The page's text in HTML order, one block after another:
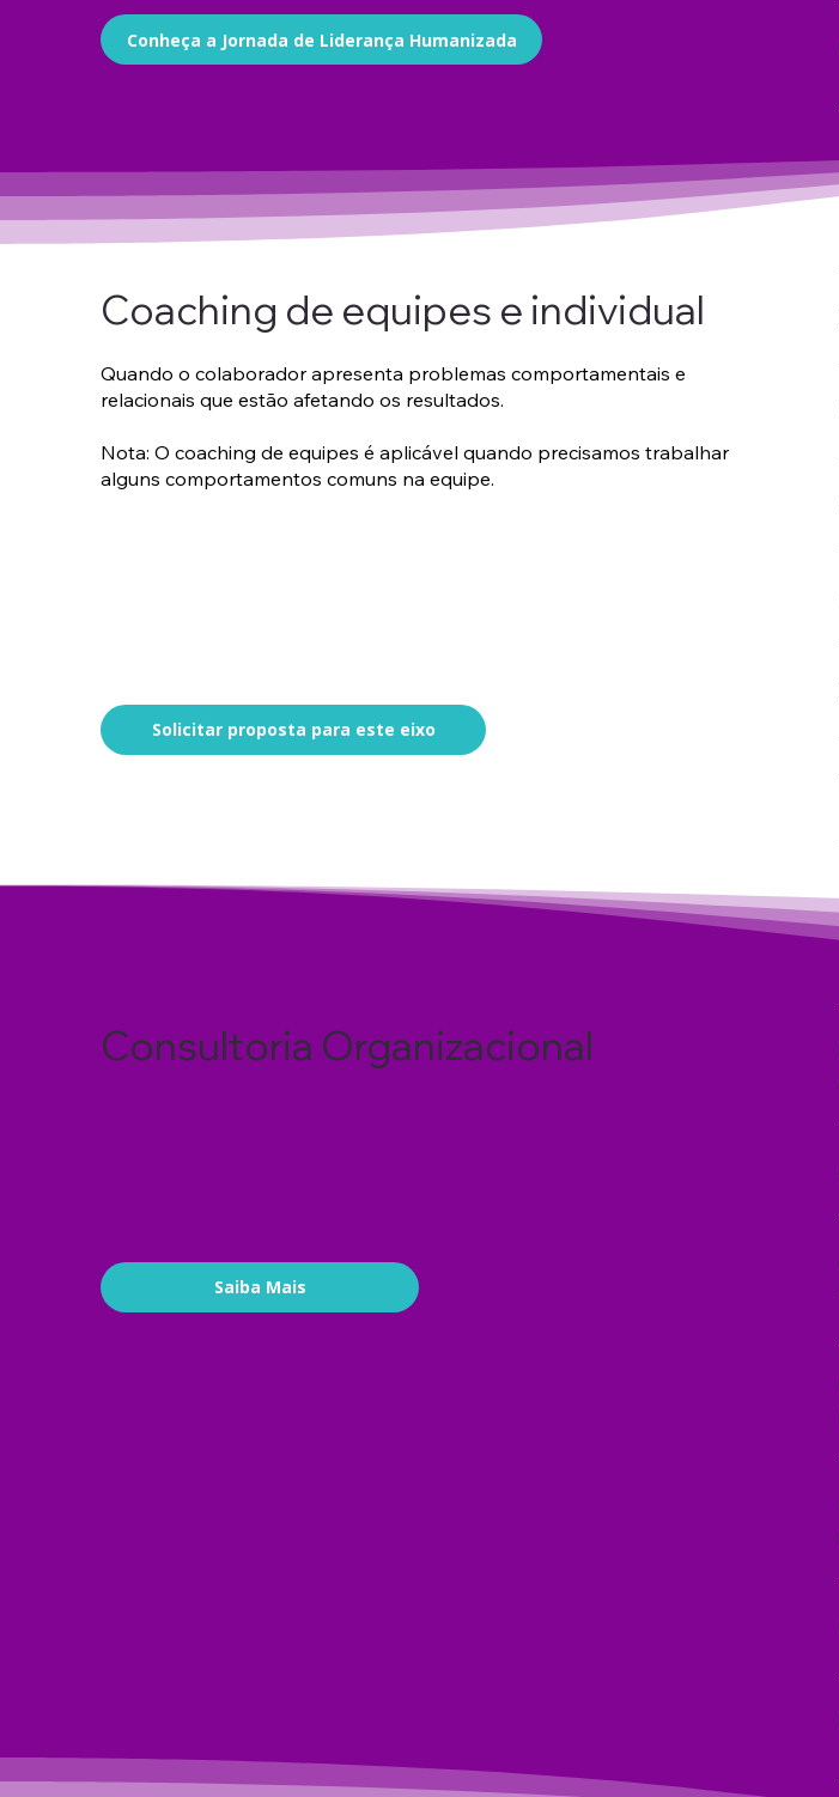
Conheça a Jornada de Liderança Humanizada
Coaching de equipes e individual
Quando o colaborador apresenta problemas comportamentais e
relacionais que estão afetando os resultados.
Nota: O coaching de equipes é aplicável quando precisamos trabalhar
alguns comportamentos comuns na equipe.
Solicitar proposta para este eixo
Consultoria Organizacional
Saiba Mais